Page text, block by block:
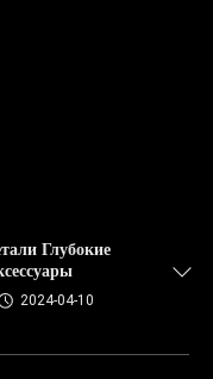
Глубокие
2024-04-10